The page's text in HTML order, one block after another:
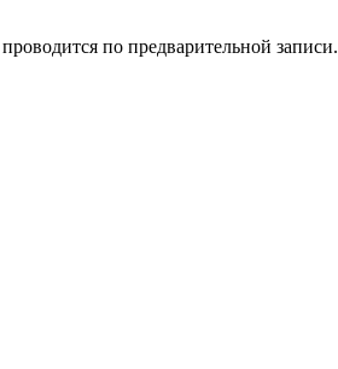
по предварительной записи.